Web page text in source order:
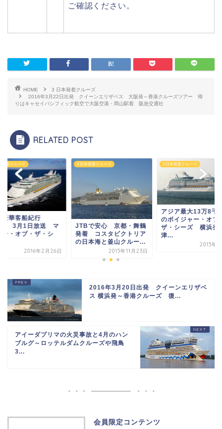
ご確認ください。
HOME
3 日本発着クルーズ
2016年3月22日出発 クイーンエリザベス 大阪発～香港クルーズツアー 帰
りはキャセイパシフィック航空で大阪空港・岡山駅着 阪急交通社
RELATED POST
3 日本発着クルーズ
JTBで安心 京都・舞鶴
発着 コスタビクトリア
の日本海と釜山クルー...
2015年11月23日
3 日本発着クルーズ
アジア最大13万8千トン
のボイジャー・オブ・
ザ・シーズ 横浜発天
津...
2015年4月3日
3 日本発着クル
世界豪華
BS11 3
ー...
2016年3月20日出発 クイーンエリザベ
ス 横浜発～香港クルーズ 復...
アイーダプリマの火災事故と4月のハン
ブルグ～ロッテルダムクルーズや飛鳥
3...
会員限定コンテンツ